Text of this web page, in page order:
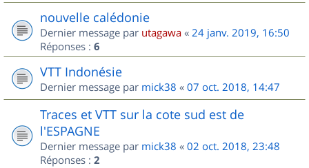
nouvelle calédonie
Dernier message par utagawa « 24 janv. 2019, 16:50
Réponses : 6
VTT Indonésie
Dernier message par mick38 « 07 oct. 2018, 14:47
Traces et VTT sur la cote sud est de
l'ESPAGNE
Dernier message par mick38 « 02 oct. 2018, 23:48
Réponses : 2